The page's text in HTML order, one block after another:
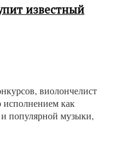
известный
виолончелист
как
популярной музыки,